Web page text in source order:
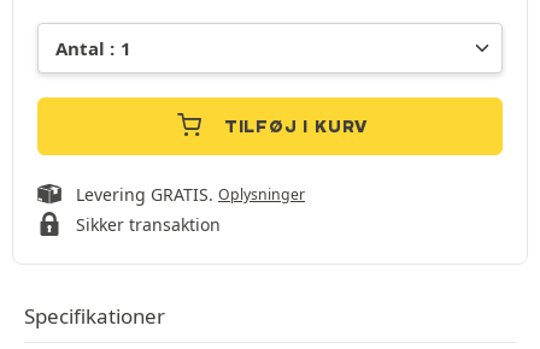
TILFØJ I KURV
Levering GRATIS. Oplysninger
Sikker transaktion
Specifikationer